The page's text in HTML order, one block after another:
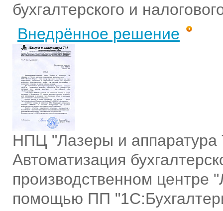
бухгалтерского и
Внедрённое решение
НПЦ "Лазеры и аппаратура
Автоматизация
производственном центре
помощью ПП